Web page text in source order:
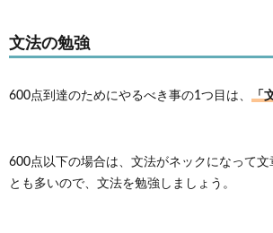
文法の勉強
600点到達のためにやるべき事の1つ目は、 「
600点以下の場合は、文法がネックになって文
とも多いので、文法を勉強しましょう。